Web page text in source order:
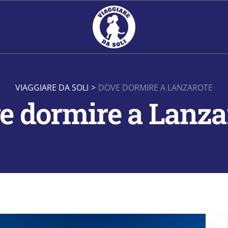
VIAGGIARE DA SOLI > DOVE DORMIRE A LANZAROTE
dormire a